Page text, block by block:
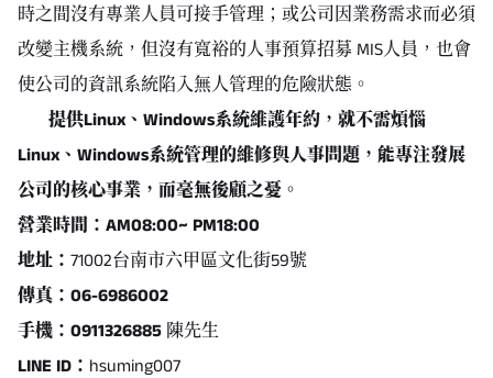
時之間沒有專業人員可接手管理；或公司因業務需求而必須
改變主機系統，但沒有寬裕的人事預算招募 MIS人員，也會
使公司的資訊系統陷入無人管理的危險狀態。
提供Linux、Windows系統維護年約，就不需煩惱
Linux、Windows系統管理的維修與人事問題，能專注發展
公司的核心事業，而毫無後顧之憂。
營業時間：AM08:00~ PM18:00
地址： 71002台南市六甲區文化街59號
傳真：06-6986002
手機： 0911326885 陳先生
LINE ID： hsuming007